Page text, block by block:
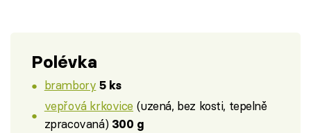
Polévka
brambory 5 ks
vepřová krkovice (uzená, bez kosti, tepelně
zpracovaná) 300 g